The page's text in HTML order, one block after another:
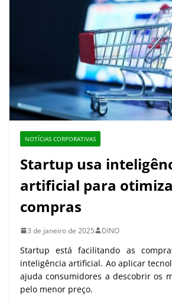
NOTÍCIAS CORPORATIVAS
Startup usa
artificial para
compras
3 de janeiro de 2025 DINO
Startup está facilitando as
inteligência artificial. Ao aplicar
ajuda consumidores a descobrir os
pelo menor preço.